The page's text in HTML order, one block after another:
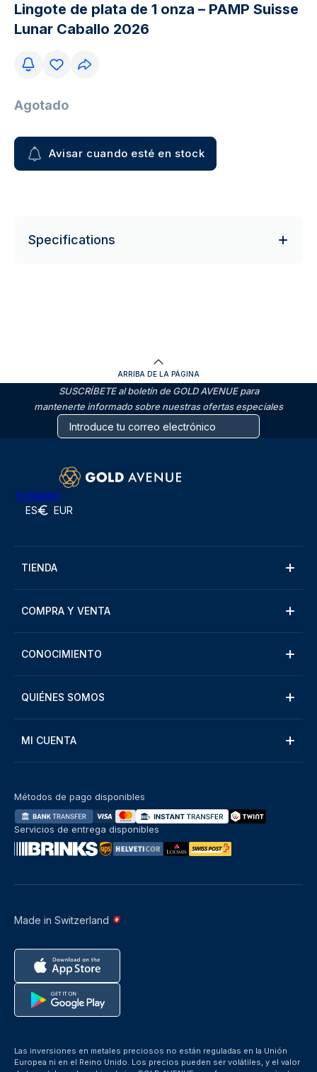
Lingote de plata de 1 onza – PAMP Suisse
Lunar Caballo 2026
Agotado
Avisar cuando esté en stock
Specifications
ARRIBA DE LA PÁGINA
SUSCRÍBETE al boletín de GOLD AVENUE para
mantenerte informado sobre nuestras ofertas especiales
Trustpilot
ES EUR
TIENDA
COMPRA Y VENTA
CONOCIMIENTO
QUIÉNES SOMOS
MI CUENTA
Made in Switzerland
Métodos de pago disponibles
Servicios de entrega disponibles
Las inversiones en metales preciosos no están reguladas en la Unión
Europea ni en el Reino Unido. Los precios pueden ser volátiles, y el valor